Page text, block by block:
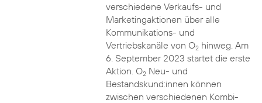
verschiedene Verkaufs- und
Marketingaktionen über alle
Kommunikations- und
Vertriebskanäle von O2hinweg. Am
6. September 2023 startet die erste
Aktion. O2Neu- und
Bestandskund:innen können
zwischen verschiedenen Kombi-